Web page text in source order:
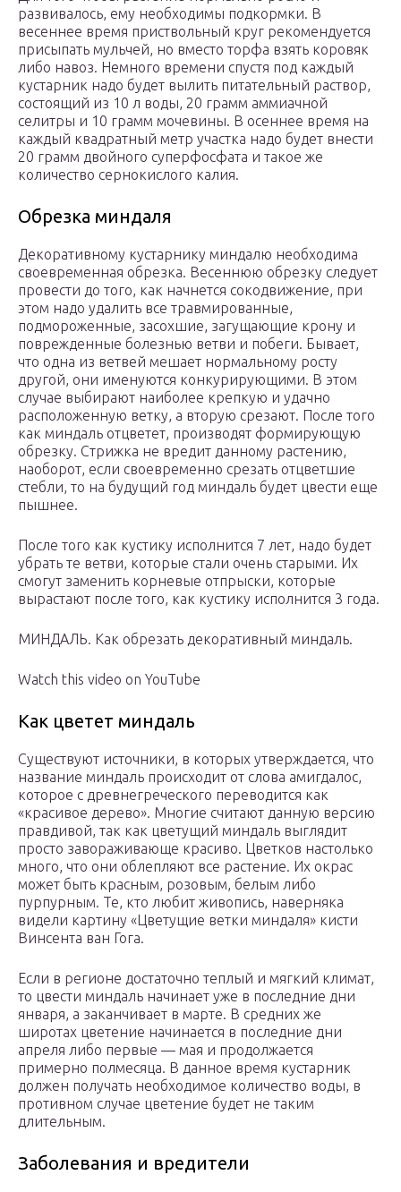
развивалось, ему необходимы подкормки. В
весеннее время приствольный круг рекомендуется
присыпать мульчей, но вместо торфа взять коровяк
либо навоз. Немного времени спустя под каждый
кустарник надо будет вылить питательный раствор,
состоящий из 10 л воды, 20 грамм аммиачной
селитры и 10 грамм мочевины. В осеннее время на
каждый квадратный метр участка надо будет внести
20 грамм двойного суперфосфата и такое же
количество сернокислого калия.
Обрезка миндаля
Декоративному кустарнику миндалю необходима
своевременная обрезка. Весеннюю обрезку следует
провести до того, как начнется сокодвижение, при
этом надо удалить все травмированные,
подмороженные, засохшие, загущающие крону и
поврежденные болезнью ветви и побеги. Бывает,
что одна из ветвей мешает нормальному росту
другой, они именуются конкурирующими. В этом
случае выбирают наиболее крепкую и удачно
расположенную ветку, а вторую срезают. После того
как миндаль отцветет, производят формирующую
обрезку. Стрижка не вредит данному растению,
наоборот, если своевременно срезать отцветшие
стебли, то на будущий год миндаль будет цвести еще
пышнее.
После того как кустику исполнится 7 лет, надо будет
убрать те ветви, которые стали очень старыми. Их
смогут заменить корневые отпрыски, которые
вырастают после того, как кустику исполнится 3 года.
МИНДАЛЬ. Как обрезать декоративный миндаль.
Watch this video on YouTube
Как цветет миндаль
Существуют источники, в которых утверждается, что
название миндаль происходит от слова амигдалос,
которое с древнегреческого переводится как
«красивое дерево». Многие считают данную версию
правдивой, так как цветущий миндаль выглядит
просто завораживающе красиво. Цветков настолько
много, что они облепляют все растение. Их окрас
может быть красным, розовым, белым либо
пурпурным. Те, кто любит живопись, наверняка
видели картину «Цветущие ветки миндаля» кисти
Винсента ван Гога.
Если в регионе достаточно теплый и мягкий климат,
то цвести миндаль начинает уже в последние дни
января, а заканчивает в марте. В средних же
широтах цветение начинается в последние дни
апреля либо первые — мая и продолжается
примерно полмесяца. В данное время кустарник
должен получать необходимое количество воды, в
противном случае цветение будет не таким
длительным.
Заболевания и вредители